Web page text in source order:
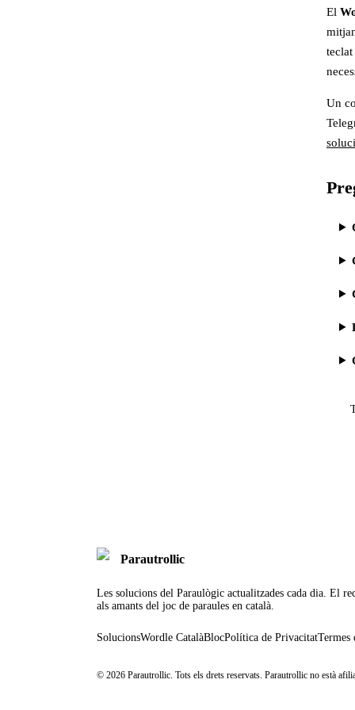
El
Un
Parautrollic
Les solucions del Paraulògic actualitzades cada dia. El
als amants del joc de paraules en català.
SolucionsWordle CatalàBlocPolítica de PrivacitatTermes
© 2026 Parautrollic. Tots els drets reservats. Parautrollic no està